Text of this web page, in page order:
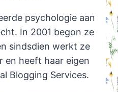
psychologie aan
In 2001 begon ze
sindsdien werkt ze
en heeft haar eigen
Blogging Services.